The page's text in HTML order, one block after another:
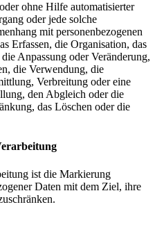
ohne Hilfe automatisierter
oder jede solche
mit personenbezogenen
Erfassen, die Organisation, das
Anpassung oder Veränderung,
die Verwendung, die
Verbreitung oder eine
den Abgleich oder die
das Löschen oder die
ist die Markierung
Daten mit dem Ziel, ihre